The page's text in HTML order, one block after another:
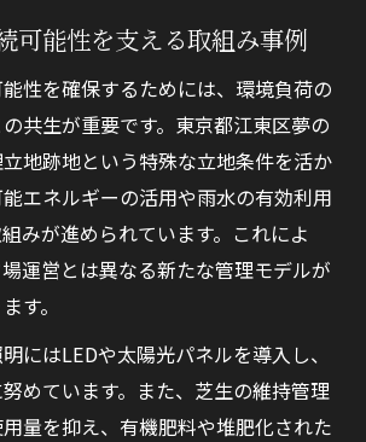
可能性を支える取組み事例
性を確保するためには、環境負荷の
共生が重要です。東京都江東区夢の
地跡地という特殊な立地条件を活か
エネルギーの活用や雨水の有効利用
みが進められています。これによ
運営とは異なる新たな管理モデルが
す。
にはLEDや太陽光パネルを導入し、
めています。また、芝生の維持管理
量を抑え、有機肥料や堆肥化された